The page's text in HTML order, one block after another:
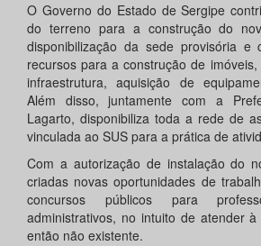
O Governo do Estado de Sergipe
do terreno para a construção do
disponibilização da sede provisória e
recursos para a construção de
infraestrutura, aquisição de
Além disso, juntamente com a
Lagarto, disponibiliza toda a rede de
vinculada ao SUS para a prática de
Com a autorização de instalação do
criadas novas oportunidades de
concursos públicos para
administrativos, no intuito de atender
então não existente.